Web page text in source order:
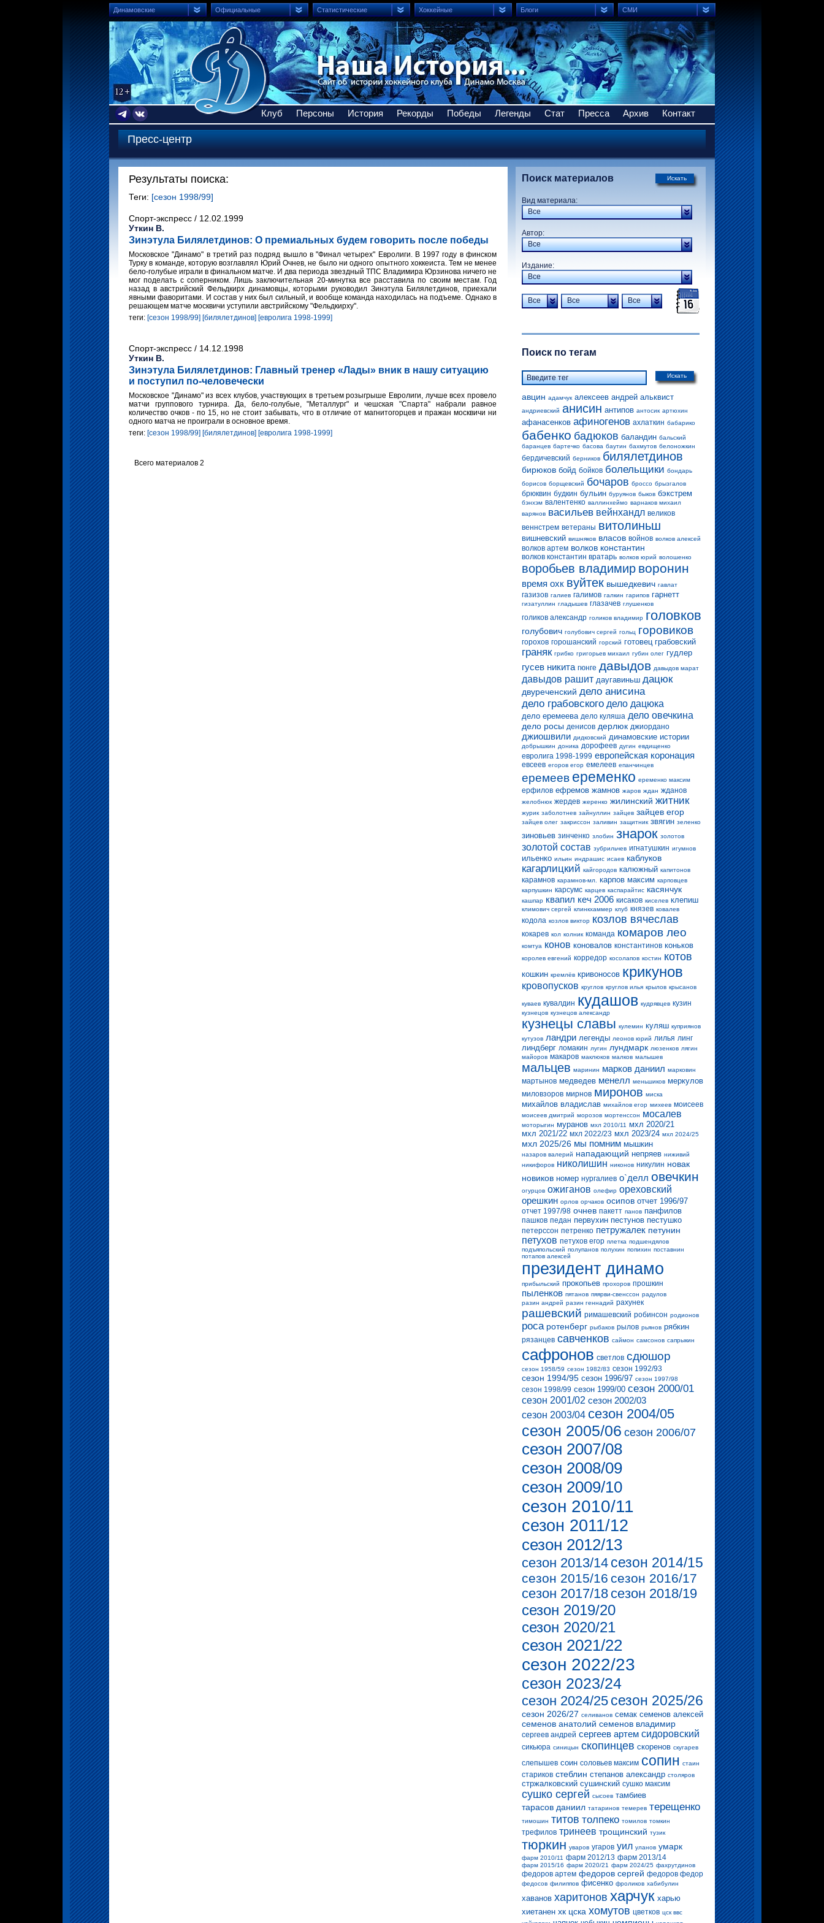
Динамовские Официальные Статистические Хоккейные Блоги СМИ
Клуб Персоны История Рекорды Победы Легенды Стат Пресса Архив Контакт
Пресс-центр
Результаты поиска:
Теги: [сезон 1998/99]
Спорт-экспресс / 12.02.1999
Уткин В.
Зинэтула Билялетдинов: О премиальных будем говорить после победы
Московское "Динамо" в третий раз подряд вышло в "Финал четырех" Евролиги. В 1997 году в финском
Турку в команде, которую возглавлял Юрий Очнев, не было ни одного опытного хоккеиста. Тем не менее
бело-голубые играли в финальном матче. И два периода звездный ТПС Владимира Юрзинова ничего не
мог поделать с соперником. Лишь заключительная 20-минутка все расставила по своим местам. Год
назад в австрийский Фельдкирх динамовцы, которыми руководил Зинэтула Билялетдинов, приехали
явными фаворитами. И состав у них был сильный, и вообще команда находилась на подъеме. Однако в
решающем матче москвичи уступили австрийскому "Фельдкирху".
теги: [сезон 1998/99] [билялетдинов] [евролига 1998-1999]
Спорт-экспресс / 14.12.1998
Уткин В.
Зинэтула Билялетдинов: Главный тренер «Лады» вник в нашу ситуацию
и поступил по-человечески
Московское "Динамо" из всех клубов, участвующих в третьем розыгрыше Евролиги, лучше всех провело
матчи группового турнира. Да, бело-голубые, "Металлург" и чешская "Спарта" набрали равное
количество очков - по 15, но не стоит забывать, что в отличие от магнитогорцев и пражан москвичи ни
одного матча не проиграли в основное время.
теги: [сезон 1998/99] [билялетдинов] [евролига 1998-1999]
Всего материалов 2
Искать
Поиск материалов
Вид материала:
Все
Автор:
Все
Издание:
Все
Все Все Все
Поиск по тегам
Искать
авцин адамчук алексеев андрей альквист
андриевский анисин антипов антосик артюхин
афанасенков афиногенов ахлаткин бабарико
бабенко бадюков баландин бальский
баранцев бартечко басова баутин бахмутов белоножкин
бердичевский берников билялетдинов
бирюков бойд бойков болельщики бондарь
борисов борщевский бочаров броссо брызгалов
брюквин будкин бульин буруянов быков бэкстрем
бэнхэм валентенко валлинхеймо варнаков михаил
варянов васильев вейнхандл великов
веннстрем ветераны витолиньш
вишневский вишняков власов войнов волков алексей
волков артем волков константин
волков константин вратарь волков юрий волошенко
воробьев владимир воронин
время охк вуйтек вышедкевич гавлат
газизов галиев галимов галкин гарипов гарнетт
гизатуллин гладышев глазачев глушенков
голиков александр голиков владимир головков
голубович голубович сергей гольц горовиков
горохов горошанский горский готовец грабовский
граняк грибко григорьев михаил губин олег гудлер
гусев никита гюнге давыдов давыдов марат
давыдов рашит даугавиньш дацюк
двуреченский дело анисина
дело грабовского дело дацюка
дело еремеева дело куляша дело овечкина
дело росы денисов дерлюк джиордано
джиошвили дидковский динамовские истории
добрышкин доника дорофеев дугин евдищенко
евролига 1998-1999 европейская коронация
евсеев егоров егор емелеев епанчинцев
еремеев еременко еременко максим
ерфилов ефремов жамнов жаров ждан жданов
желобнюк жердев жеренко жилинский житник
журик заболотнев зайнуллин зайцев зайцев егор
зайцев олег закриссон заливин защитник звягин зеленко
зиновьев зинченко злобин знарок золотов
золотой состав зубрильчев игнатушкин игумнов
ильенко ильин индрашис исаев каблуков
кагарлицкий кайгородов калюжный капитонов
карамнов карамнов-мл. карпов максим карповцев
карпушкин карсумс карцев каспарайтис касянчук
кашпар квапил кеч 2006 кисаков киселев клепиш
климович сергей клинкхаммер клуб князев ковалев
кодола козлов виктор козлов вячеслав
кокарев кол колник команда комаров лео
комтуа конов коновалов константинов коньков
королев евгений корредор косолапов костин котов
кошкин кремлёв кривоносов крикунов
кровопусков круглов круглов илья крылов крысанов
куваев кувалдин кудашов кудрявцев кузин
кузнецов кузнецов александр
кузнецы славы кулемин куляш куприянов
кутузов ландри легенды леонов юрий лилья линг
линдберг ломакин лугин лундмарк люзенков лягин
майоров макаров маклюков малков малышев
мальцев маринин марков даниил марковин
мартынов медведев менелл меньшиков меркулов
миловзоров мирнов миронов миска
михайлов владислав михайлов егор михеев моисеев
моисеев дмитрий морозов мортенссон мосалев
моторыгин муранов мхл 2010/11 мхл 2020/21
мхл 2021/22 мхл 2022/23 мхл 2023/24 мхл 2024/25
мхл 2025/26 мы помним мышкин
назаров валерий нападающий непряев ниживий
никифоров николишин никонов никулин новак
новиков номер нургалиев о`делл овечкин
огурцов ожиганов олефир ореховский
орешкин орлов орчаков осипов отчет 1996/97
отчет 1997/98 очнев пакетт панов панфилов
пашков педан первухин пестунов пестушко
петерссон петренко петружалек петунин
петухов петухов егор плетка подшендялов
подъяпольский полупанов полухин попихин поставнин
потапов алексей
президент динамо
прибыльский прокопьев прохоров прошкин
пыленков пятанов пяярви-свенссон радулов
разин андрей разин геннадий рахунек
рашевский римашевский робинсон родионов
роса ротенберг рыбаков рылов рьянов рябкин
рязанцев савченков саймон самсонов сапрыкин
сафронов светлов сдюшор
сезон 1958/59 сезон 1982/83 сезон 1992/93
сезон 1994/95 сезон 1996/97 сезон 1997/98
сезон 1998/99 сезон 1999/00 сезон 2000/01
сезон 2001/02 сезон 2002/03
сезон 2003/04 сезон 2004/05
сезон 2005/06 сезон 2006/07
сезон 2007/08
сезон 2008/09
сезон 2009/10
сезон 2010/11
сезон 2011/12
сезон 2012/13
сезон 2013/14 сезон 2014/15
сезон 2015/16 сезон 2016/17
сезон 2017/18 сезон 2018/19
сезон 2019/20
сезон 2020/21
сезон 2021/22
сезон 2022/23
сезон 2023/24
сезон 2024/25 сезон 2025/26
сезон 2026/27 селиванов семак семенов алексей
семенов анатолий семенов владимир
сергеев андрей сергеев артем сидоровский
сикьюра синицын скопинцев скоренов скугарев
слепышев соин соловьев максим сопин стаин
стариков стеблин степанов александр столяров
стржалковский сушинский сушко максим
сушко сергей сысоев тамбиев
тарасов даниил татаринов темерев терещенко
тимошин титов толпеко томилов томкин
трефилов тринеев трощинский тузик
тюркин уваров угаров уил уланов умарк
фарм 2010/11 фарм 2012/13 фарм 2013/14
фарм 2015/16 фарм 2020/21 фарм 2024/25 фахрутдинов
федоров артем федоров сергей федоров федор
федосов филиппов фисенко фроликов хабибулин
хаванов харитонов харчук харью
хиетанен хк цска хомутов цветков цск ввс